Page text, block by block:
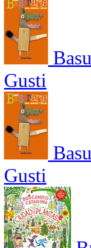
Gusti
Gusti